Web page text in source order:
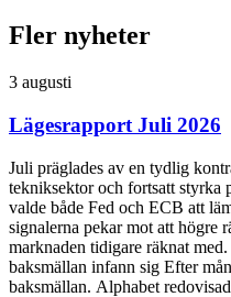
Fler nyheter
3 augusti
Lägesrapport Juli 2026
Juli präglades av en tydlig
tekniksektor och fortsatt styrka
valde både Fed och ECB att
signalerna pekar mot att högre
marknaden tidigare räknat
baksmällan infann sig Efter
baksmällan. Alphabet